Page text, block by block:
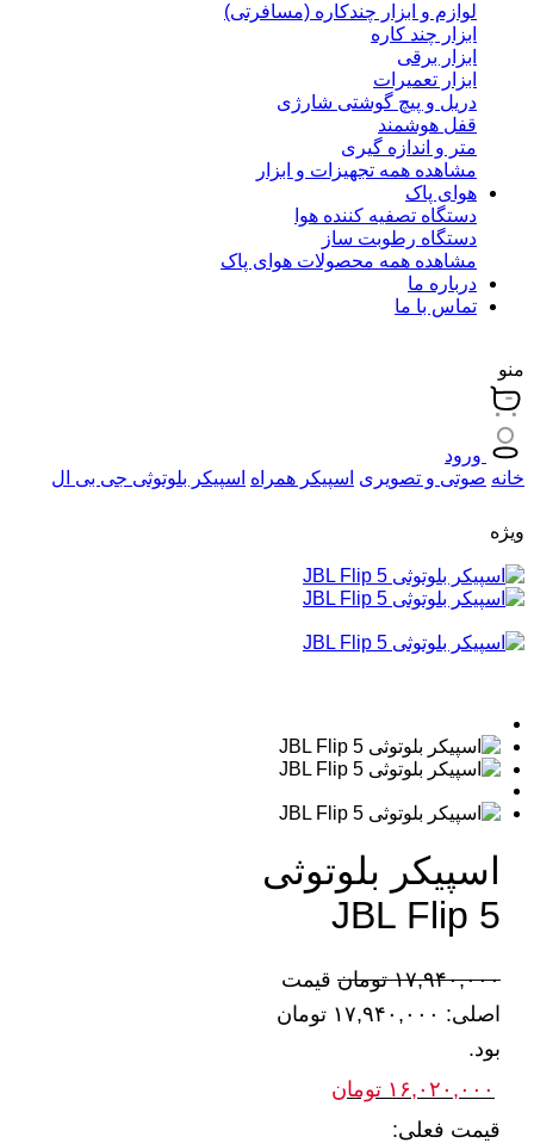
لوازم و ابزار چندکاره (مسافرتی)
ابزار چند کاره
ابزار برقی
ابزار تعمیرات
دریل و پیچ گوشتی شارژی
قفل هوشمند
متر و اندازه گیری
مشاهده همه تجهیزات و ابزار
هوای پاک
دستگاه تصفیه کننده هوا
دستگاه رطوبت ساز
مشاهده همه محصولات هوای پاک
درباره ما
تماس با ما
منو
ورود
خانه صوتی و تصویری اسپیکر همراه اسپیکر بلوتوثی جی بی ال
ویژه
اسپیکر بلوتوثی
JBL Flip 5
۱۷,۹۴۰,۰۰۰ تومان قیمت
اصلی: ۱۷,۹۴۰,۰۰۰ تومان
بود.
۱۶,۰۲۰,۰۰۰ تومان
قیمت فعلی: